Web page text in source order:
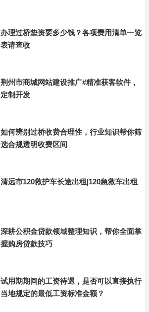
办理过桥垫资要多少钱？各项费用清单一览
表请查收
荆州市商城网站建设推广#精准获客软件，
定制开发
如何辨别过桥收费合理性，行业知识帮你筛
选合规透明收费区间
清远市120救护车长途出租|120急救车出租
深耕公积金贷款领域整理知识，帮你全面掌
握购房贷款技巧
试用期期间的工资待遇，是否可以直接执行
当地规定的最低工资标准金额？